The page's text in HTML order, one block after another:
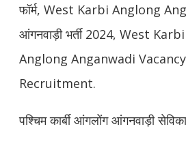
फॉर्म, West Karbi Anglong
आंगनवाड़ी भर्ती 2024, West
Anglong Anganwadi
Recruitment.
पश्चिम कार्बी आंगलोंग आंगनवाड़ी